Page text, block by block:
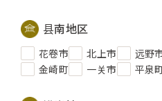
县南地区
花卷市 北上市 远野
金崎町
一关市 平泉